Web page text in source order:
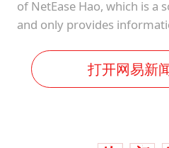
of NetEase Hao, which is a
and only provides
打开网易新